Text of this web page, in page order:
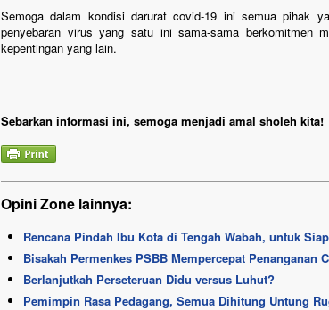
Semoga dalam kondisi darurat covid-19 ini semua pihak
penyebaran virus yang satu ini sama-sama berkomitmen
kepentingan yang lain.
Sebarkan informasi ini, semoga menjadi amal sholeh kita!
Opini Zone lainnya:
Rencana Pindah Ibu Kota di Tengah Wabah, untuk
Bisakah Permenkes PSBB Mempercepat Penanganan
Berlanjutkah Perseteruan Didu versus Luhut?
Pemimpin Rasa Pedagang, Semua Dihitung Untung